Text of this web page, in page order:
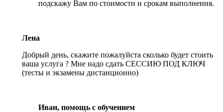
подскажу Вам по стоимости и срокам выполнения.
Лена
Добрый день, скажите пожалуйста сколько будет стоить
ваша услуга ? Мне надо сдать СЕССИЮ ПОД КЛЮЧ
(тесты и экзамены дистанционно)
Иван, помощь с обучением